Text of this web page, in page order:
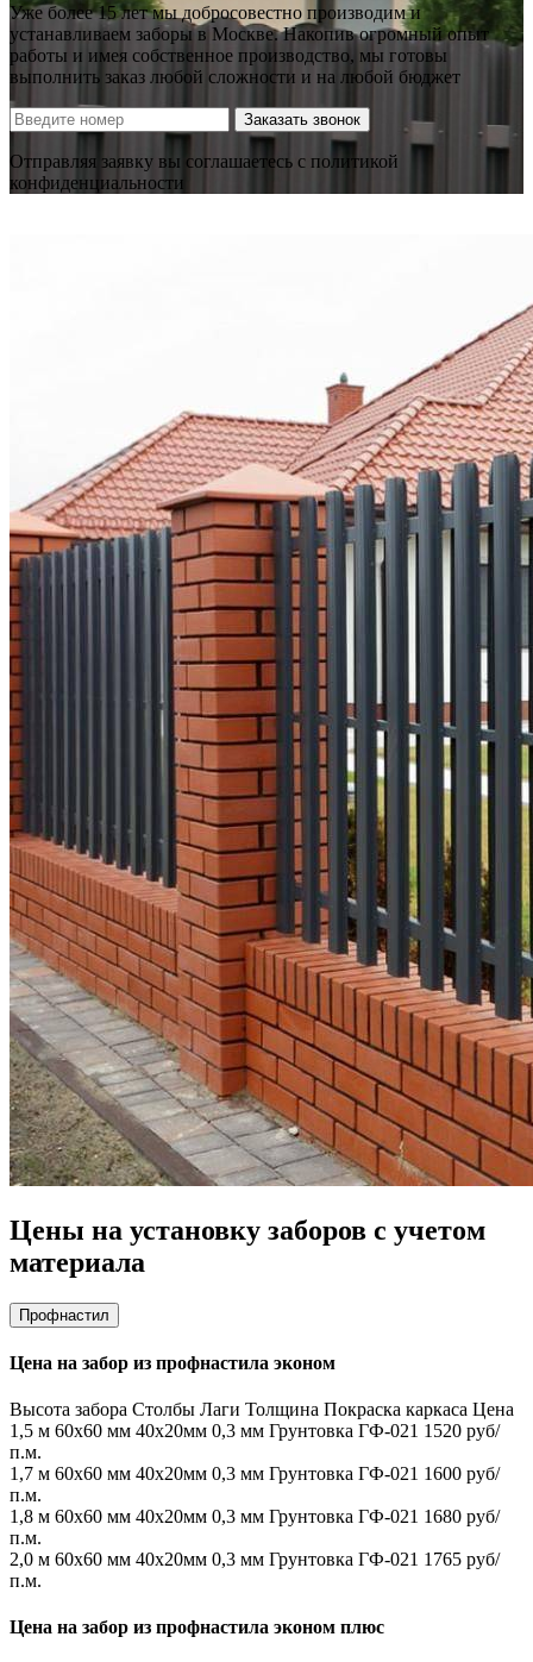
Уже более 15 лет мы добросовестно производим и
устанавливаем заборы в Москве. Накопив огромный опыт
работы и имея собственное производство, мы готовы
выполнить заказ любой сложности и на любой бюджет
Заказать звонок
Отправляя заявку вы соглашаетесь с политикой
конфиденциальности
Цены на установку заборов с учетом
материала
Профнастил
Цена на забор из профнастила эконом
Высота забора Столбы Лаги Толщина Покраска каркаса Цена
1,5 м 60х60 мм 40х20мм 0,3 мм Грунтовка ГФ-021 1520 руб/
п.м.
1,7 м 60х60 мм 40х20мм 0,3 мм Грунтовка ГФ-021 1600 руб/
п.м.
1,8 м 60х60 мм 40х20мм 0,3 мм Грунтовка ГФ-021 1680 руб/
п.м.
2,0 м 60х60 мм 40х20мм 0,3 мм Грунтовка ГФ-021 1765 руб/
п.м.
Цена на забор из профнастила эконом плюс